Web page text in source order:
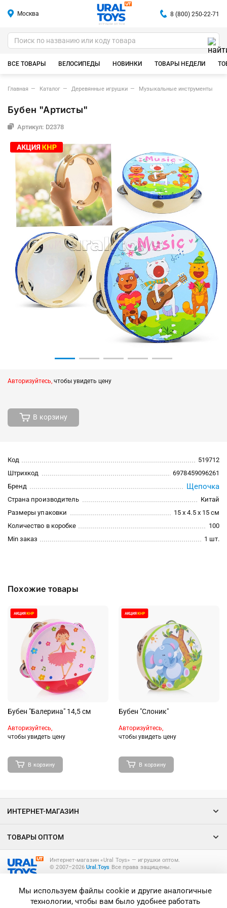
Москва
ИГРУШКИ ОПТОМ
8 (800) 250-22-71
ВСЕ ТОВАРЫ ВЕЛОСИПЕДЫ НОВИНКИ ТОВАРЫ НЕДЕЛИ
Главная Каталог Деревянные игрушки Музыкальные инструменты
Бубен "Артисты"
Артикул: D2378
Авторизуйтесь, чтобы увидеть цену
В корзину
Код
519712
Штрихкод
6978459096261
Бренд
Щепочка
Страна производитель
Китай
Размеры упаковки
15 x 4.5 x 15 см
Количество в коробке
100
Min заказ
1 шт.
Похожие товары
Бубен "Балерина" 14,5 см
Авторизуйтесь,
чтобы увидеть цену
В корзину
Бубен "Слоник"
Авторизуйтесь,
чтобы увидеть цену
В корзину
Интернет-магазин «Ural Toys» ― игрушки оптом.
© 2007–2026Ural.Toys Все права защищены.
ИНТЕРНЕТ-МАГАЗИН
ТОВАРЫ ОПТОМ
Мы используем файлы cookie и другие аналогичные
технологии, чтобы вам было удобнее работать